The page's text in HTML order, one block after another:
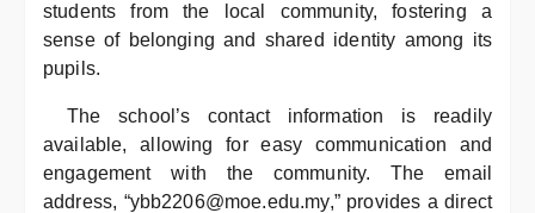
students from the local community, fostering a
sense of belonging and shared identity among its
pupils.
The school’s contact information is readily
available, allowing for easy communication and
engagement with the community. The email
address, “ybb2206@moe.edu.my,” provides a direct